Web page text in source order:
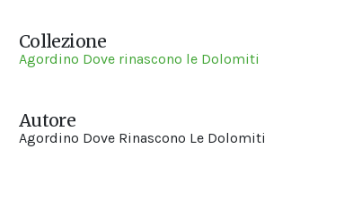
Collezione
Agordino Dove rinascono le Dolomiti
Autore
Agordino Dove Rinascono Le Dolomiti